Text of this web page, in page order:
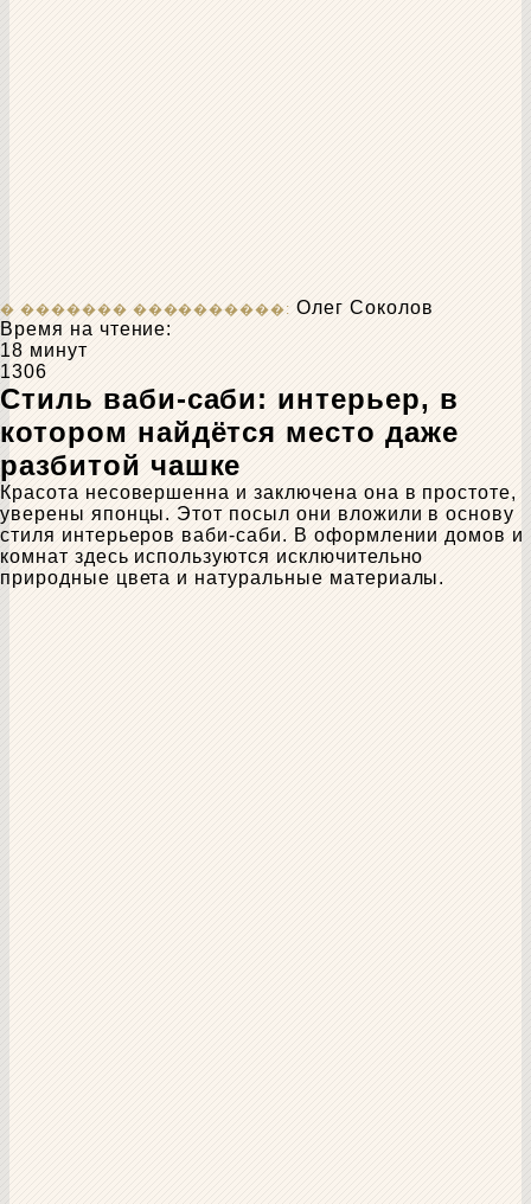
Олег Соколов
Время на чтение:
18 минут
1306
Стиль ваби-саби: интерьер, в
котором найдётся место даже
разбитой чашке
Красота несовершенна и заключена она в простоте,
уверены японцы. Этот посыл они вложили в основу
стиля интерьеров ваби-саби. В оформлении домов и
комнат здесь используются исключительно
природные цвета и натуральные материалы.